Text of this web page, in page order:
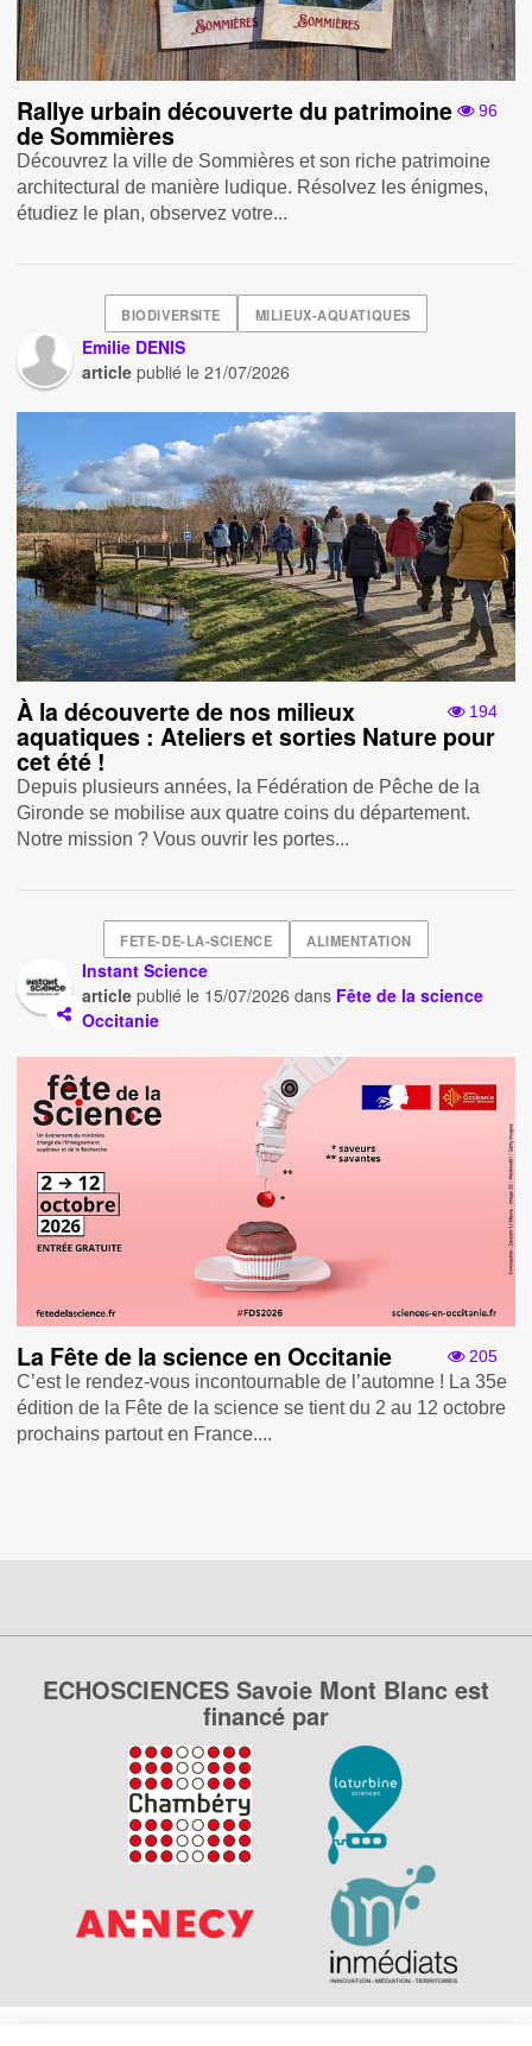
96
Rallye urbain découverte du patrimoine
de Sommières
Découvrez la ville de Sommières et son riche patrimoine
architectural de manière ludique. Résolvez les énigmes,
étudiez le plan, observez votre...
BIODIVERSITE MILIEUX-AQUATIQUES
Emilie DENIS
article publié le21/07/2026
194
À la découverte de nos milieux
aquatiques : Ateliers et sorties Nature pour
cet été !
Depuis plusieurs années, la Fédération de Pêche de la
Gironde se mobilise aux quatre coins du département.
Notre mission ? Vous ouvrir les portes...
FETE-DE-LA-SCIENCE ALIMENTATION
Instant Science
article publié le 15/07/2026 dans Fête de la science
Occitanie
205
La Fête de la science en Occitanie
C’est le rendez-vous incontournable de l’automne ! La 35e
édition de la Fête de la science se tient du 2 au 12 octobre
prochains partout en France....
ECHOSCIENCES Savoie Mont Blanc est
financé par